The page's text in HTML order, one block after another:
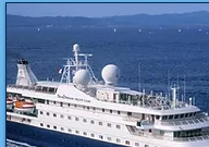
Windstar